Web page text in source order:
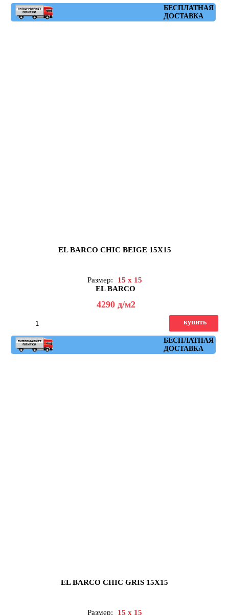
БЕСПЛАТНАЯ
ДОСТАВКА
EL BARCO CHIC BEIGE 15X15
Размер:
15 x 15
EL BARCO
4290 д/м2
БЕСПЛАТНАЯ
ДОСТАВКА
купить
EL BARCO CHIC GRIS 15X15
Размер: 15 x 15